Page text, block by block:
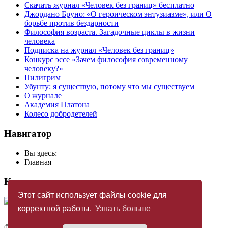
Этот сайт использует файлы cookie для
корректной работы. Узнать больше
Скачать журнал «Человек без границ» бесплатно
Джордано Бруно: «О героическом энтузиазме», или О
борьбе против бездарности
Философия возраста. Загадочные циклы в жизни
человека
Подписка на журнал «Человек без границ»
Конкурс эссе «Зачем философия современному
человеку?»
Пилигрим
Убунту: я существую, потому что мы существуем
О журнале
Академия Платона
Колесо добродетелей
Навигатор
Вы здесь:
Главная
Купить журнал